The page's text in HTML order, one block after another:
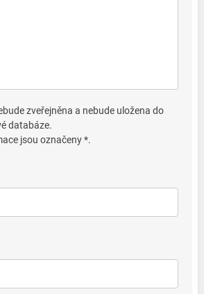
zveřejněna a nebude uložena do
databáze.
jsou označeny *.